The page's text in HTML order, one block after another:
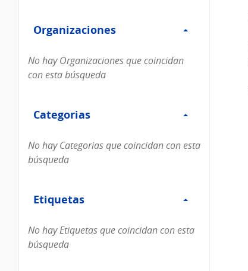
Organizaciones
Organizaciones
No hay Organizaciones que coincidan
con esta búsqueda
Categorias
Categorias
No hay Categorias que coincidan con esta
búsqueda
Etiquetas
Etiquetas
No hay Etiquetas que coincidan con esta
búsqueda